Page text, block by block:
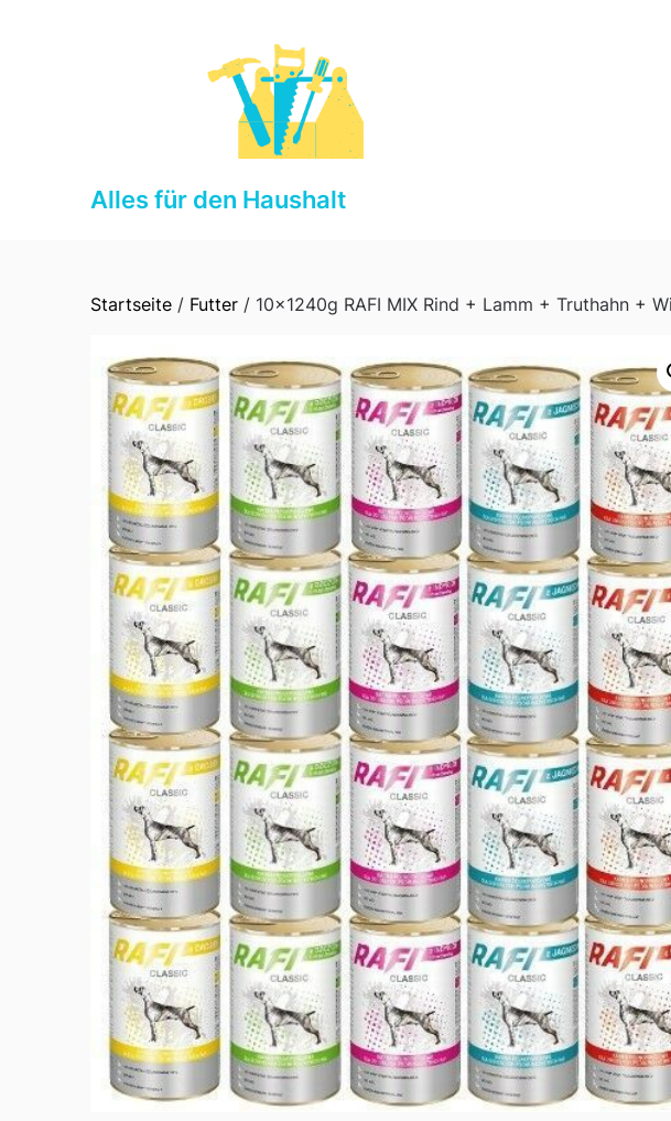
Alles für den Haushalt
Startseite / Futter / 10x1240g RAFI MIX Rind + Lamm + Truthahn +